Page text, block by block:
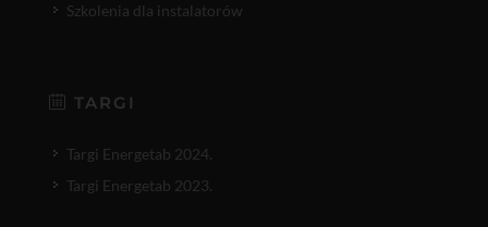
Szkolenia dla instalatorów
TARGI
Targi Energetab 2024.
Targi Energetab 2023.